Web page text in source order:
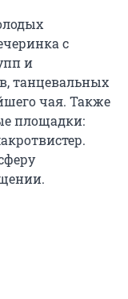
с
и
танцевальных
чая. Также
площадки: